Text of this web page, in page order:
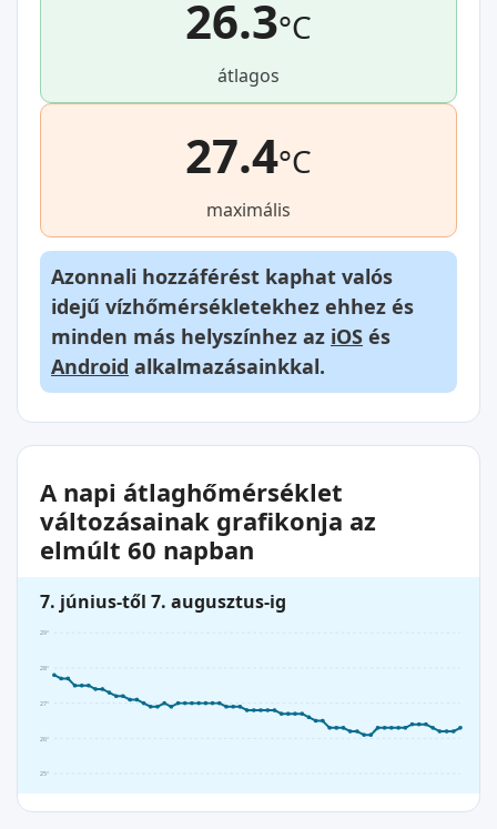
26.3°C
átlagos
27.4°C
maximális
Azonnali hozzáférést kaphat valós
idejű vízhőmérsékletekhez ehhez és
minden más helyszínhez az iOS és
Android alkalmazásainkkal.
A napi átlaghőmérséklet
változásainak grafikonja az
elmúlt 60 napban
7. június-től 7. augusztus-ig
25°
26°
27°
28°
29°